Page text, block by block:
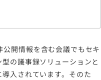
開情報を含む会議でもセキ
の議事録ソリューションと
入されています。そのた